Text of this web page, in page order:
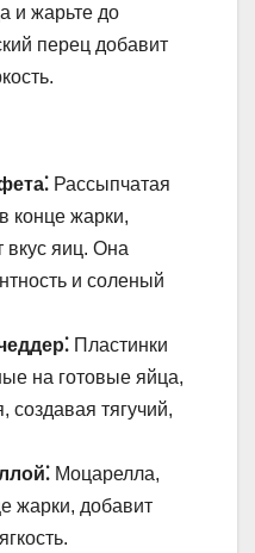
и жарьте до
перец добавит
Рассыпчатая
конце жарки,
вкус яиц. Она
и соленый
Пластинки
на готовые яйца,
создавая тягучий,
Моцарелла,
жарки, добавит